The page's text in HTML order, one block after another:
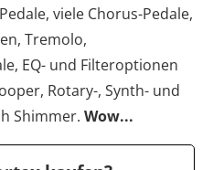
viele Chorus-Pedale,
Tremolo,
EQ- und Filteroptionen
Rotary-, Synth- und
Shimmer. Wow...